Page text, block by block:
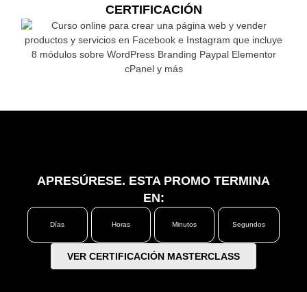
CERTIFICACIÓN
APRESÚRESE. ESTA PROMO TERMINA
EN:
Días Horas Minutos Segundos
VER CERTIFICACIÓN MASTERCLASS